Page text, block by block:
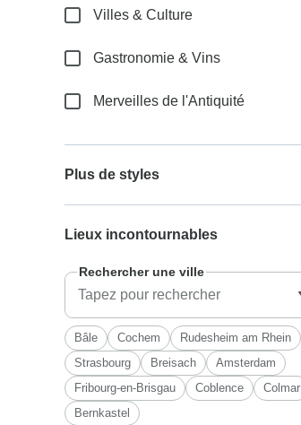
Villes & Culture
Gastronomie & Vins
Merveilles de l'Antiquité
Plus de styles
Lieux incontournables
Rechercher une ville
Bâle Cochem
Rudesheim am Rhein
Strasbourg
Breisach
Amsterdam
Fribourg-en-Brisgau
Coblence
Colmar
Bernkastel